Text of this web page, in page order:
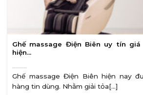
Ghế massage Điện Biên uy tín
hiện…
Ghế massage Điện Biên hiện nay
hàng tin dùng. Nhằm giải tỏa[...]